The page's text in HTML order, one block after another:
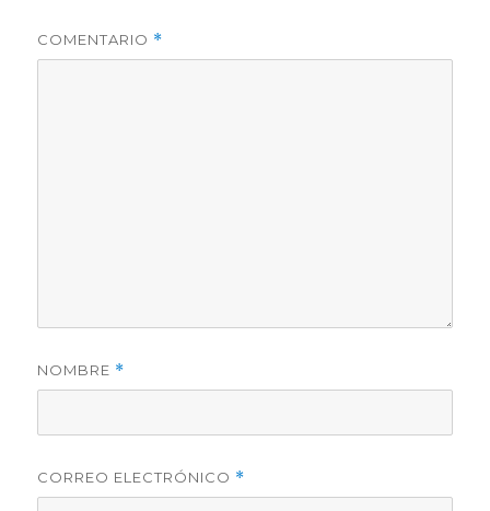
COMENTARIO *
NOMBRE *
CORREO ELECTRÓNICO *